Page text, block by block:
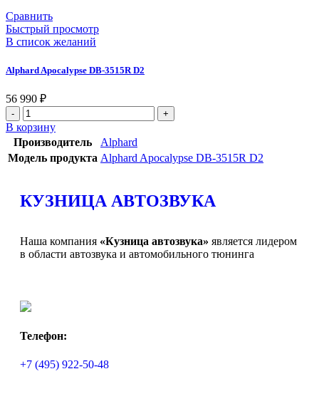
Сравнить
Быстрый просмотр
В список желаний
Alphard Apocalypse DB-3515R D2
56 990 ₽
В корзину
Производитель
Alphard
Модель продукта Alphard Apocalypse DB-3515R D2
КУЗНИЦА АВТОЗВУКА
Наша компания «Кузница автозвука» является лидером
в области автозвука и автомобильного тюнинга
Телефон:
+7 (495) 922-50-48